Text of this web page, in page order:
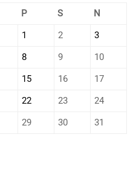
P S
N
1
2
3
8 9
10
15 16
17
22 23
24
29 30 31